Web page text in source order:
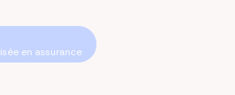
en assurance